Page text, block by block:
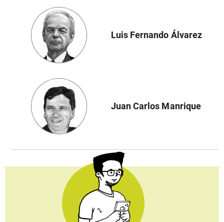
Luis Fernando Álvarez
Juan Carlos Manrique